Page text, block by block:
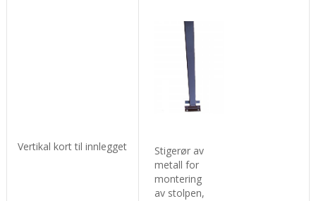
Vertikal kort til innlegget
Stigerør av
metall for
montering
av stolpen,